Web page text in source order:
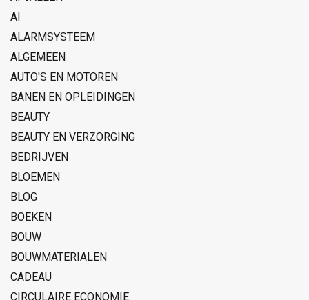
AI
ALARMSYSTEEM
ALGEMEEN
AUTO'S EN MOTOREN
BANEN EN OPLEIDINGEN
BEAUTY
BEAUTY EN VERZORGING
BEDRIJVEN
BLOEMEN
BLOG
BOEKEN
BOUW
BOUWMATERIALEN
CADEAU
CIRCULAIRE ECONOMIE